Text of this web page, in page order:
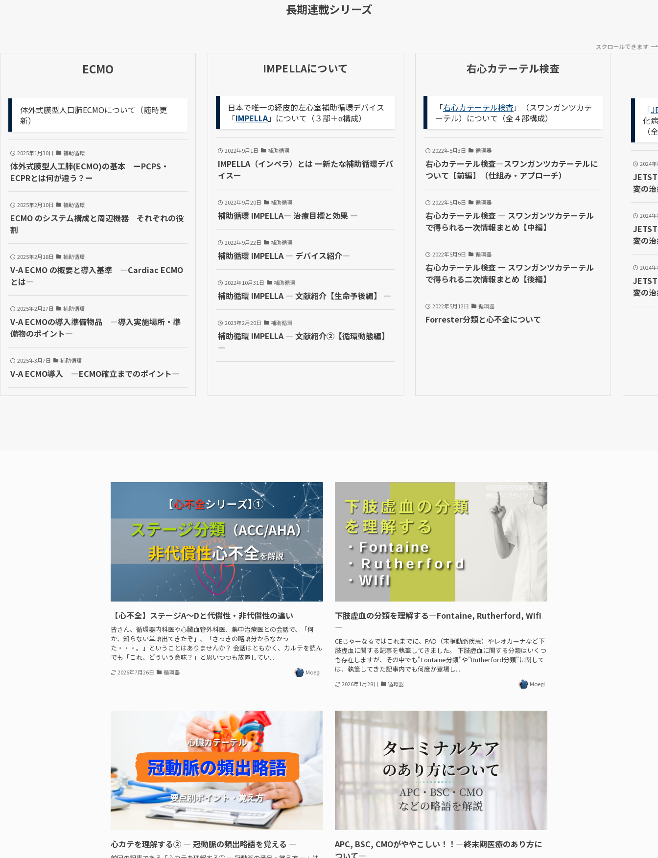
長期連載シリーズ
スクロールできます
ECMO
体外式膜型人口肺ECMOについて（随時更
新）
2025年1月30日 補助循環
体外式膜型人工肺(ECMO)の基本 ーPCPS・
ECPRとは何が違う？ー
2025年2月10日 補助循環
ECMO のシステム構成と周辺機器 それぞれの役
割
2025年2月18日 補助循環
V-A ECMO の概要と導入基準 —Cardiac ECMO
とは—
2025年2月27日 補助循環
V-A ECMOの導入準備物品 —導入実施場所・準
備物のポイント—
2025年3月7日 補助循環
V-A ECMO導入 —ECMO確立までのポイント—
IMPELLAについて
日本で唯一の経皮的左心室補助循環デバイス
「IMPELLA」 について（３部＋α構成）
2022年9月1日 補助循環
IMPELLA（インペラ）とは ー新たな補助循環デバ
イスー
2022年9月20日 補助循環
補助循環 IMPELLA― 治療目標と効果 ―
2022年9月22日 補助循環
補助循環 IMPELLA — デバイス紹介—
2022年10月31日 補助循環
補助循環 IMPELLA — 文献紹介【生命予後編】 —
2023年2月20日 補助循環
補助循環 IMPELLA — 文献紹介②【循環動態編】
—
右心カテーテル検査
「右心カテーテル検査」（スワンガンツカテ
ーテル）について（全４部構成）
2022年5月3日 循環器
右心カテーテル検査―スワンガンツカテーテルに
ついて【前編】（仕組み・アプローチ）
2022年5月6日 循環器
右心カテーテル検査 ― スワンガンツカテーテル
で得られる一次情報まとめ【中編】
2022年5月9日 循環器
右心カテーテル検査 ー スワンガンツカテーテル
で得られる二次情報まとめ【後編】
2022年5月12日 循環器
Forrester分類と心不全について
「
化
（
2024
変の
2024
変の
2024
変の
【心不全】ステージA〜Dと代償性・非代償性の違い
皆さん、循環器内科医や心臓血管外科医、集中治療医との会話で、「何
か、知らない単語出てきたぞ」、「さっきの略語分からなかっ
た・・・。」ということはありませんか？ 会話はともかく、カルテを読ん
でも「これ、どういう意味？」と思いつつも放置してい...
2026年7月26日 循環器 Moegi
下肢虚血の分類を理解する—Fontaine, Rutherford, WIfI
—
CEじゃーなるではこれまでに、PAD（末梢動脈疾患）やレオカーナなど下
肢虚血に関する記事を執筆してきました。 下肢虚血に関する分類はいくつ
も存在しますが、その中でも"Fontaine分類"や"Rutherford分類"に関して
は、執筆してきた記事内でも何度か登場し...
2026年1月28日 循環器 Moegi
心カテを理解する② — 冠動脈の頻出略語を覚える —
APC, BSC, CMOがややこしい！！—終末期医療のあり方に
ついて—